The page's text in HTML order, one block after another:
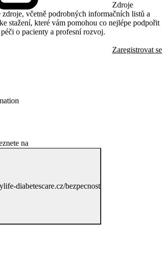
Zdroje
zdroje, včetně podrobných informačních listů a
stažení, které vám pomohou co nejlépe podpořit
o pacienty a profesní rozvoj.
Zaregistrovat se
na
diabetescare.cz/bezpecnost